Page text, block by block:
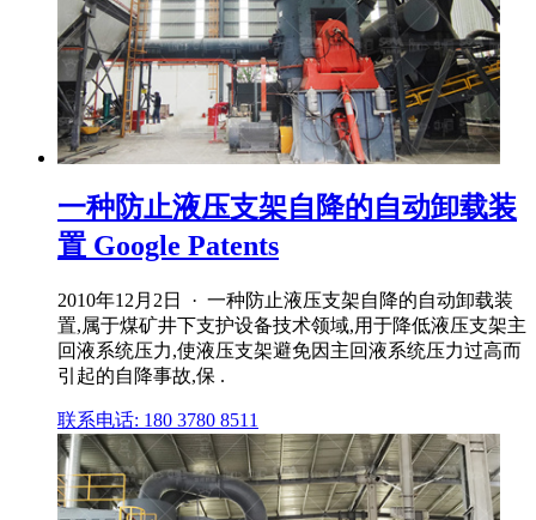
一种防止液压支架自降的自动卸载装
置 Google Patents
2010年12月2日 · 一种防止液压支架自降的自动卸载装
置,属于煤矿井下支护设备技术领域,用于降低液压支架主
回液系统压力,使液压支架避免因主回液系统压力过高而
引起的自降事故,保 .
联系电话: 180 3780 8511